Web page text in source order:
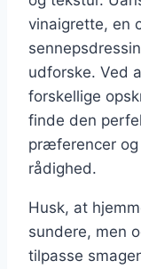
vinaigrette, en
udforske. Ved
forskellige
finde den
præferencer og
rådighed.
Husk, at
sundere, men
tilpasse